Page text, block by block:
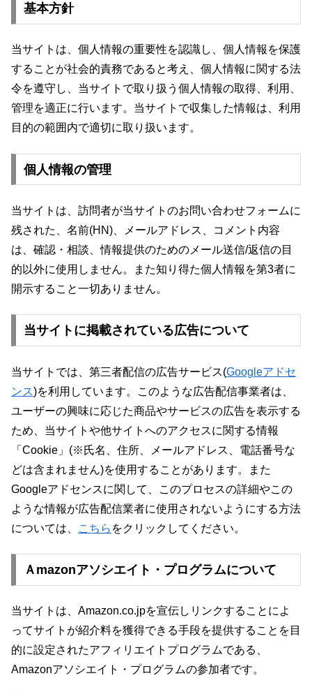
基本方針
当サイトは、個人情報の重要性を認識し、個人情報を保護
することが社会的責務であると考え、個人情報に関する法
令を遵守し、当サイトで取り扱う個人情報の取得、利用、
管理を適正に行います。当サイトで収集した情報は、利用
目的の範囲内で適切に取り扱います。
個人情報の管理
当サイトは、訪問者が当サイトのお問い合わせフォームに
残された、名前(HN)、メールアドレス、コメント内容
は、確認・相談、情報提供のためのメール送信/返信の目
的以外に使用しません。また知り得た個人情報を第3者に
開示すること一切ありません。
当サイトに掲載されている広告について
当サイトでは、第三者配信の広告サービス(Googleアドセ
ンス)を利用しています。このような広告配信事業者は、
ユーザーの興味に応じた商品やサービスの広告を表示する
ため、当サイトや他サイトへのアクセスに関する情報
「Cookie」(※氏名、住所、メールアドレス、電話番号な
どは含まれません)を使用することがあります。また
Googleアドセンスに関して、このプロセスの詳細やこの
ような情報が広告配信業者に使用されないようにする方法
については、
こちら をクリックしてください。
Ａmazonアソシエイト・プログラムについて
当サイトは、Amazon.co.jpを宣伝しリンクすることによ
ってサイトが紹介料を獲得できる手段を提供することを目
的に設定されたアフィリエイトプログラムである、
Amazonアソシエイト・プログラムの参加者です。